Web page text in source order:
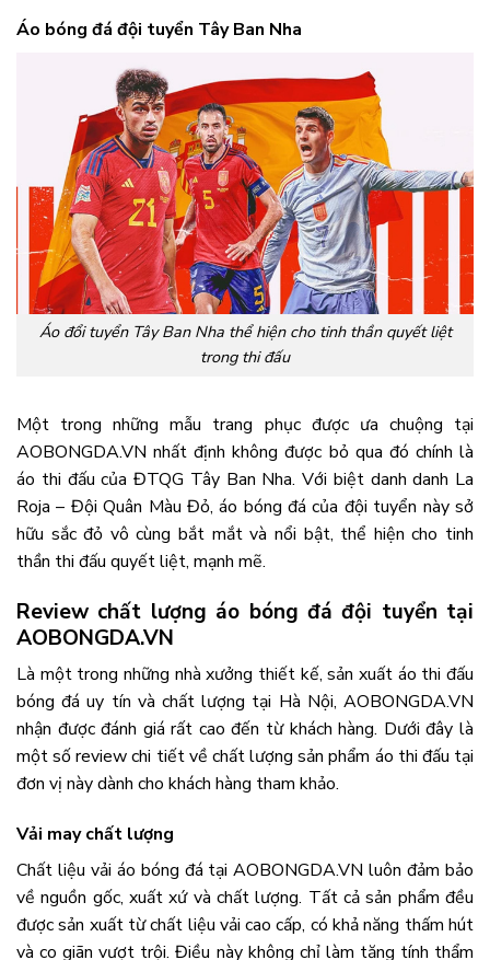
Áo bóng đá đội tuyển Tây Ban Nha
Áo đổi tuyển Tây Ban Nha thể hiện cho tinh thần quyết liệt
trong thi đấu
Một trong những mẫu trang phục được ưa chuộng tại
AOBONGDA.VN nhất định không được bỏ qua đó chính là
áo thi đấu của ĐTQG Tây Ban Nha. Với biệt danh danh La
Roja – Đội Quân Màu Đỏ, áo bóng đá của đội tuyển này sở
hữu sắc đỏ vô cùng bắt mắt và nổi bật, thể hiện cho tinh
thần thi đấu quyết liệt, mạnh mẽ.
Review chất lượng áo bóng đá đội tuyển tại
AOBONGDA.VN
Là một trong những nhà xưởng thiết kế, sản xuất áo thi đấu
bóng đá uy tín và chất lượng tại Hà Nội, AOBONGDA.VN
nhận được đánh giá rất cao đến từ khách hàng. Dưới đây là
một số review chi tiết về chất lượng sản phẩm áo thi đấu tại
đơn vị này dành cho khách hàng tham khảo.
Vải may chất lượng
Chất liệu vải áo bóng đá tại AOBONGDA.VN luôn đảm bảo
về nguồn gốc, xuất xứ và chất lượng. Tất cả sản phẩm đều
được sản xuất từ chất liệu vải cao cấp, có khả năng thấm hút
và co giãn vượt trội. Điều này không chỉ làm tăng tính thẩm